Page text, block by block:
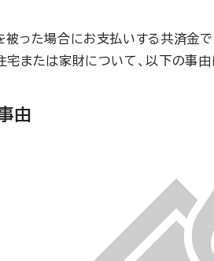
った場合にお支払いする共済金で
宅または家財について、以下の事
由